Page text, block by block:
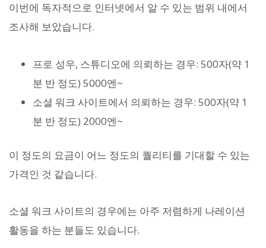
이번에 독자적으로 인터넷에서 알 수 있는 범위 내에서
조사해 보았습니다.
프로 성우, 스튜디오에 의뢰하는 경우: 500자(약 1
분 반 정도) 5000엔~
소셜 워크 사이트에서 의뢰하는 경우: 500자(약 1
분 반 정도) 2000엔~
이 정도의 요금이 어느 정도의 퀄리티를 기대할 수 있는
가격인 것 같습니다.
소셜 워크 사이트의 경우에는 아주 저렴하게 나레이션
활동을 하는 분들도 있습니다.